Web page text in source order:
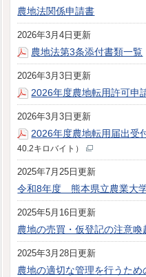
農地法関係申請書
2026年3月4日更新
農地法第3条添付書類一覧
2026年3月3日更新
2026年度農地転用許可申
2026年3月3日更新
2026年度農地転用届出受
40.2キロバイト）
2025年7月25日更新
令和8年度 熊本県立農業大
2025年5月16日更新
農地の売買・仮登記の注意喚
2025年3月28日更新
農地の適切な管理を行うため